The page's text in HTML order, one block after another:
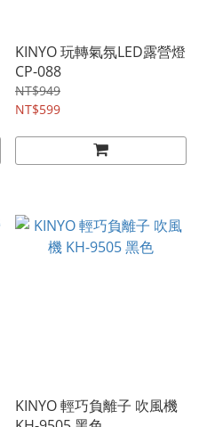
KINYO 玩轉氣氛LED露營燈
CP-088
NT$949
NT$599
KINYO 輕巧負離子 吹風機